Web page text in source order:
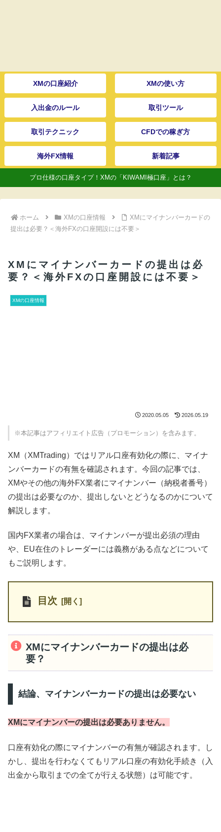
XMの口座紹介 XMの使い方
入出金のルール 取引ツール
取引テクニック CFDでの稼ぎ方
海外FX情報 新着記事
プロ仕様の口座タイプ！XMの「KIWAMI極口座」とは？
ホーム XMの口座情報
XMにマイナンバーカードの
提出は必要？＜海外FXの口座開設には不要＞
XMにマイナンバーカードの提出は必
要？＜海外FXの口座開設には不要＞
XMの口座情報
2020.05.05 2026.05.19
※本記事はアフィリエイト広告（プロモーション）を含みます。
XM（XMTrading）ではリアル口座有効化の際に、マイナ
ンバーカードの有無を確認されます。今回の記事では、
XMやその他の海外FX業者にマイナンバー（納税者番号）
の提出は必要なのか、提出しないとどうなるのかについて
解説します。
国内FX業者の場合は、マイナンバーが提出必須の理由
や、EU在住のトレーダーには義務がある点などについて
もご説明します。
目次
XMにマイナンバーカードの提出は必
要？
結論、マイナンバーカードの提出は必要ない
XMにマイナンバーの提出は必要ありません。
口座有効化の際にマイナンバーの有無が確認されます。し
かし、提出を行わなくてもリアル口座の有効化手続き（入
出金から取引までの全てが行える状態）は可能です。